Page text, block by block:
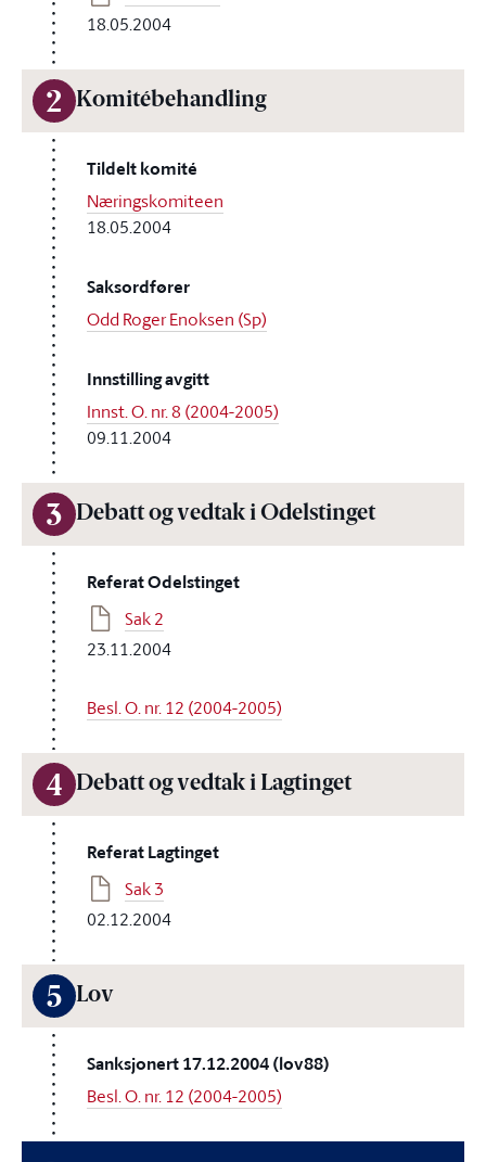
18.05.2004
2 Komitébehandling
Tildelt komité
Næringskomiteen
18.05.2004
Saksordfører
Odd Roger Enoksen (Sp)
Innstilling avgitt
Innst. O. nr. 8 (2004-2005)
09.11.2004
3 Debatt og vedtak i Odelstinget
Referat Odelstinget
Sak 2
23.11.2004
Besl. O. nr. 12 (2004-2005)
4 Debatt og vedtak i Lagtinget
Referat Lagtinget
Sak 3
02.12.2004
5 Lov
Sanksjonert 17.12.2004 (lov88)
Besl. O. nr. 12 (2004-2005)